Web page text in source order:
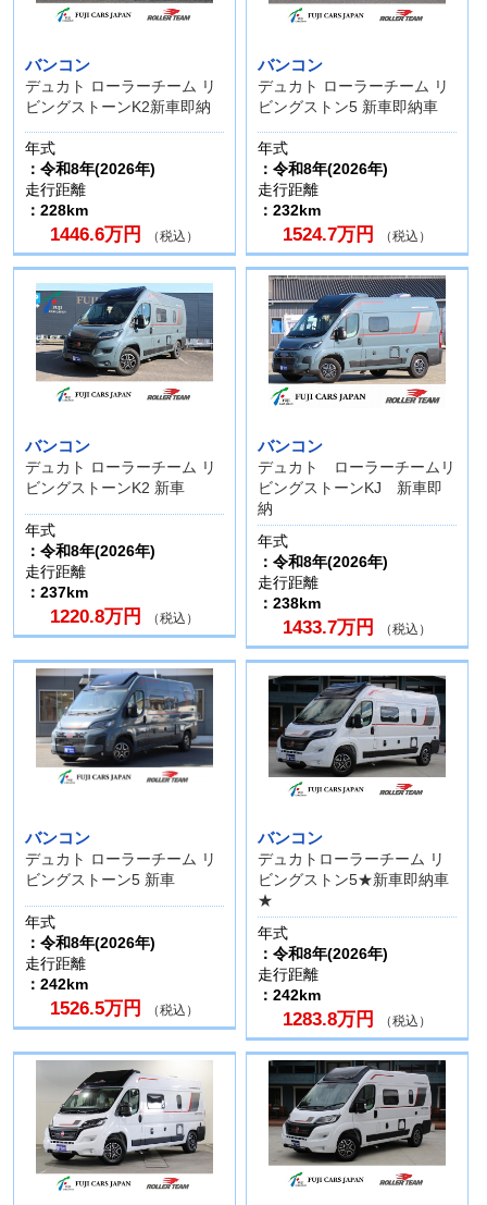
バンコン
デュカト ローラーチーム リ
ビングストーンK2新車即納
年式
：令和8年(2026年)
走行距離
：228km
1446.6万円 （税込）
バンコン
デュカト ローラーチーム リ
ビングストン5 新車即納車
年式
：令和8年(2026年)
走行距離
：232km
1524.7万円 （税込）
バンコン
デュカト ローラーチーム リ
ビングストーンK2 新車
年式
：令和8年(2026年)
走行距離
：237km
1220.8万円 （税込）
バンコン
デュカト ローラーチームリ
ビングストーンKJ 新車即
納
年式
：令和8年(2026年)
走行距離
：238km
1433.7万円 （税込）
バンコン
デュカト ローラーチーム リ
ビングストーン5 新車
年式
：令和8年(2026年)
走行距離
：242km
1526.5万円 （税込）
バンコン
デュカトローラーチーム リ
ビングストン5★新車即納車
★
年式
：令和8年(2026年)
走行距離
：242km
1283.8万円 （税込）